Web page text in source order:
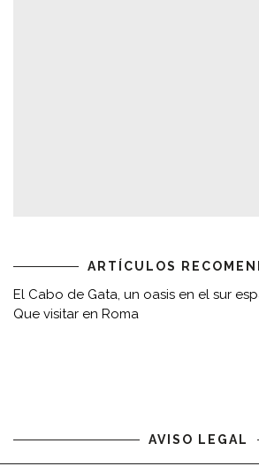
ARTÍCULOS
El Cabo de Gata, un oasis en el sur
Que visitar en Roma
AVISO LEGAL